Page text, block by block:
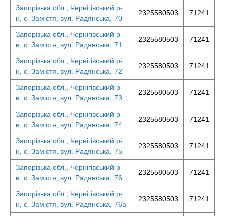
Запорізька обл., Чернігівський р-
н, с. Замістя, вул. Радянська, 70
2325580503 71241
Запорізька обл., Чернігівський р-
н, с. Замістя, вул. Радянська, 71
2325580503 71241
Запорізька обл., Чернігівський р-
н, с. Замістя, вул. Радянська, 72
2325580503 71241
Запорізька обл., Чернігівський р-
н, с. Замістя, вул. Радянська, 73
2325580503 71241
Запорізька обл., Чернігівський р-
н, с. Замістя, вул. Радянська, 74
2325580503 71241
Запорізька обл., Чернігівський р-
н, с. Замістя, вул. Радянська, 75
2325580503 71241
Запорізька обл., Чернігівський р-
н, с. Замістя, вул. Радянська, 76
2325580503 71241
Запорізька обл., Чернігівський р-
н, с. Замістя, вул. Радянська, 76а
2325580503 71241